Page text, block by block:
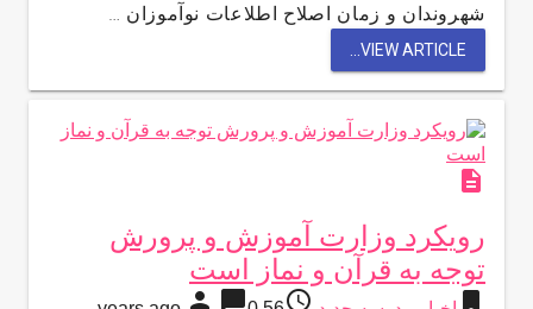
شهروندان و زمان اصلاح اطلاعات نوآموزان …
VIEW ARTICLE...
description
رویکرد وزارت آموزش و پرورش
توجه به قرآن و نماز است
bookmark
access_time
person chat_bubble